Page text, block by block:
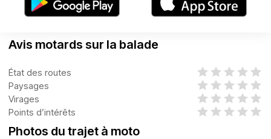
Avis motards sur la balade
État des routes
Paysages
Virages
Points d’intérêts
Photos du trajet à moto